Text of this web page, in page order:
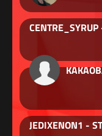
JEDIXENON1 -